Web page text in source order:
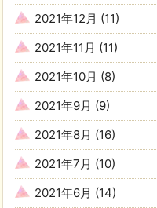
2021年12月 (11)
2021年11月 (11)
2021年10月 (8)
2021年9月 (9)
2021年8月 (16)
2021年7月 (10)
2021年6月 (14)